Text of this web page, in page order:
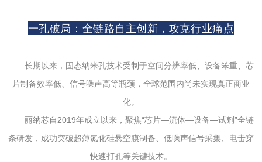
一孔破局：全链路自主创新，攻克行业痛点
长期以来，固态纳米孔技术受制于空间分辨率低、设备笨重、芯
片制备效率低、信号噪声高等瓶颈，全球范围内尚未实现真正商业
化。
丽纳芯自2019年成立以来，聚焦“芯片—流体—设备—试剂”全链
条研发，成功突破超薄氮化硅悬空膜制备、低噪声信号采集、电击穿
快速打孔等关键技术。